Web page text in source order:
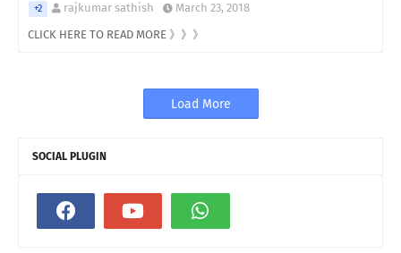
+2 rajkumar sathish
March 23, 2018
CLICK HERE TO READ MORE 》》》
Load More
SOCIAL PLUGIN